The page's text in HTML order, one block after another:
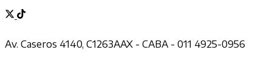
Av. Caseros 4140, C1263AAX - CABA - 011 4925-0956